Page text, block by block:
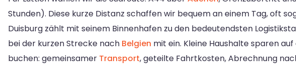
Stunden). Diese kurze Distanz schaffen wir bequem an einem Tag, oft
Duisburg zählt mit seinem Binnenhafen zu den bedeutendsten
bei der kurzen Strecke nach Belgien mit ein. Kleine Haushalte sparen
buchen: gemeinsamer Transport, geteilte Fahrtkosten, Abrechnung